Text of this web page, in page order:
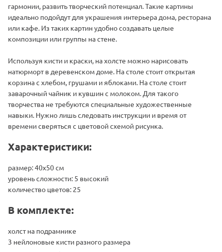
гармонии, развить творческий потенциал. Такие картины
идеально подойдут для украшения интерьера дома, ресторана
или кафе. Из таких картин удобно создавать целые
композиции или группы на стене.
Используя кисти и краски, на холсте можно нарисовать
натюрморт в деревенском доме. На столе стоит открытая
корзина с хлебом, грушами и яблоками. На столе стоит
заварочный чайник и кувшин с молоком. Для такого
творчества не требуются специальные художественные
навыки. Нужно лишь следовать инструкции и время от
времени сверяться с цветовой схемой рисунка.
Характеристики:
размер: 40х50 см
уровень сложности: 5 высокий
количество цветов: 25
В комплекте:
холст на подрамнике
3 нейлоновые кисти разного размера